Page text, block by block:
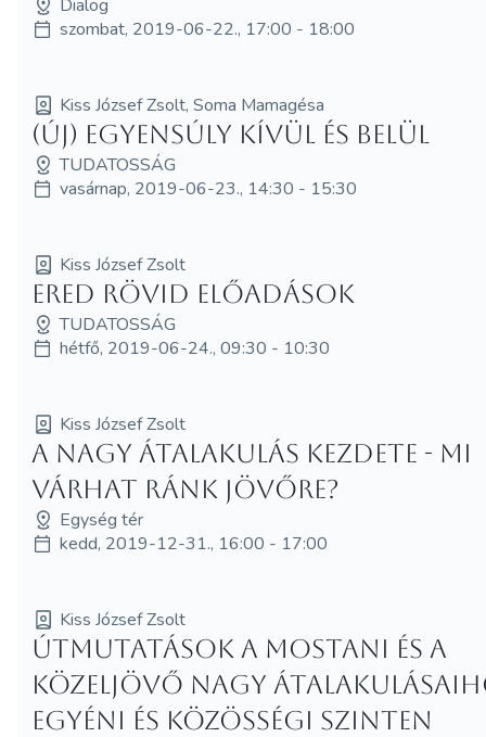
Dialog
szombat, 2019-06-22., 17:00 - 18:00
Kiss József Zsolt, Soma Mamagésa
(Új) Egyensúly kívül és belül
TUDATOSSÁG
vasárnap, 2019-06-23., 14:30 - 15:30
Kiss József Zsolt
ERED rövid előadások
TUDATOSSÁG
hétfő, 2019-06-24., 09:30 - 10:30
Kiss József Zsolt
A nagy átalakulás kezdete - mi
várhat ránk jövőre?
Egység tér
kedd, 2019-12-31., 16:00 - 17:00
Kiss József Zsolt
Útmutatások a mostani és a
közeljövő nagy
egyéni és közösségi szinten